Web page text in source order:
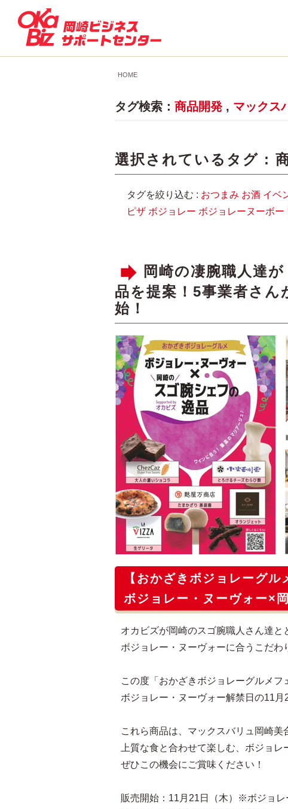
HOME
タグ検索： 商品開発, マックス
選択されているタグ :
タグを絞り込む : おつまみ お酒 イベ
ピザ ボジョレー ボジョレーヌーボー
岡崎の凄腕職人達
品を提案！5事業者さ
始！
【おかざきボジョレーグル
ボジョレー・ヌーヴォー×
オカビズが岡崎のスゴ腕職人さん達と
ボジョレー・ヌーヴォーに合うこだわ
この度「おかざきボジョレーグルメフ
ボジョレー・ヌーヴォー解禁日の11月
これら商品は、マックスバリュ岡崎美
上質な食と合わせて楽しむ、ボジョ
ぜひこの機会にご賞味ください！
販売開始：11月21日（木）※ボジョレ